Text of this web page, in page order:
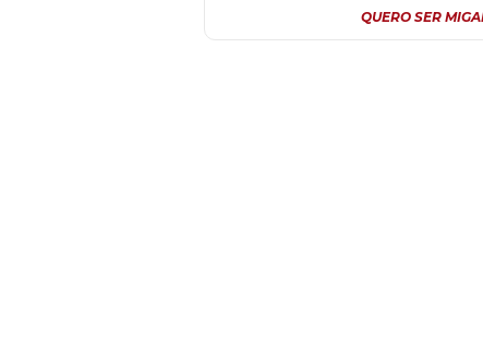
QUERO SER